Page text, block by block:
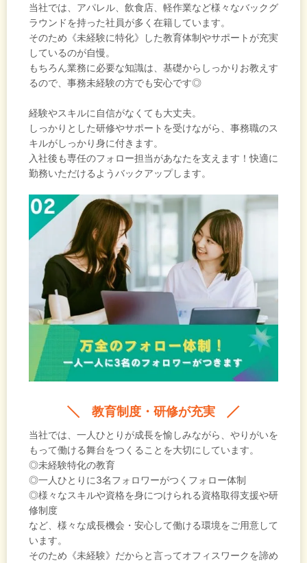
当社では、アパレル、飲食店、軽作業など様々なバックグ
ラウンドを持った社員が多く在籍しています。
そのため《未経験に特化》した教育体制やサポートが充実
しているのが自慢。
もちろん業務に必要な知識は、基礎からしっかりお教えす
るので、事務未経験の方でも安心です◎
経験やスキルに自信がなくても大丈夫。
しっかりとした研修やサポートを受けながら、事務職のス
キルがしっかり身に付きます。
入社後も専任のフォロー担当があなたを支えます！快適に
勤務いただけるようバックアップします。
教育制度・研修が充実
当社では、一人ひとりが成長を愉しみながら、やりがいを
もって働ける舞台をつくることを大切にしています。
◎未経験特化の教育
◎一人ひとりに3名フォロワーがつくフォロー体制
◎様々なスキルや資格を身につけられる資格取得支援や研
修制度
など、様々な成長機会・安心して働ける環境をご用意して
います。
そのため《未経験》だからと言ってオフィスワークを諦め